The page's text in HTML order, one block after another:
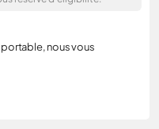
nous vous